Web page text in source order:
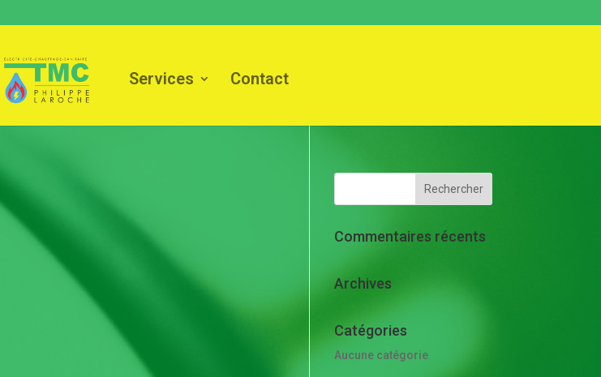
Services Contact
Commentaires récents
Archives
Catégories
Aucune catégorie